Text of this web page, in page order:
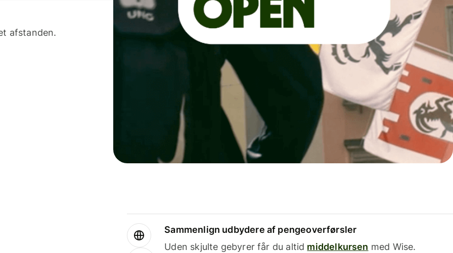
afstanden.
Sammenlign udbydere af pengeoverførsler
Uden skjulte gebyrer får du altid middelkursen med Wise.